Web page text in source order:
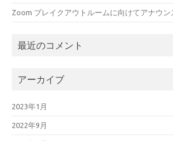
Zoom ブレイクアウトルームに向けてアナウン
最近のコメント
アーカイブ
2023年1月
2022年9月